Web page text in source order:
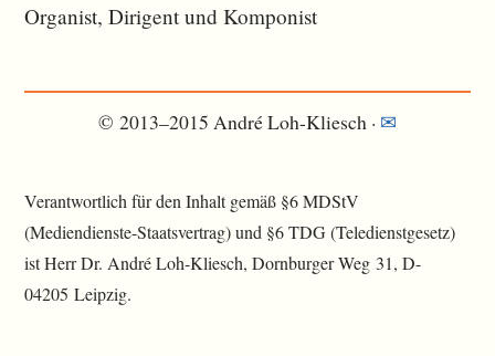
Organist, Dirigent und Komponist
© 2013–2015 André Loh-Kliesch · ✉
Verantwortlich für den Inhalt gemäß §6 MDStV
(Mediendienste-Staatsvertrag) und §6 TDG (Teledienstgesetz)
ist Herr Dr. André Loh-Kliesch, Dornburger Weg 31, D-
04205 Leipzig.